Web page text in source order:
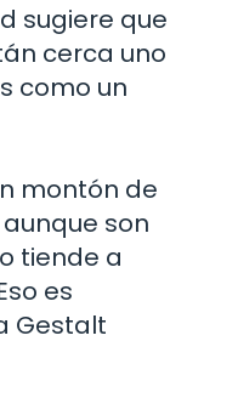
sugiere que
cerca uno
como un
montón de
son
tiende a
es
Gestalt